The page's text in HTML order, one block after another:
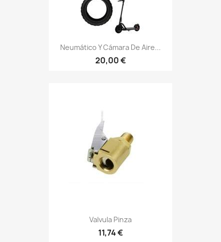
Neumático Y Cámara De Aire...
20,00 €
Valvula Pinza
11,74 €